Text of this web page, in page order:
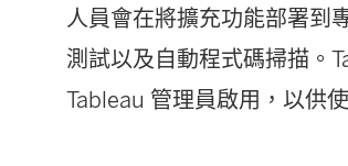
人員會在將擴充功能部署到
測試以及自動程式碼掃描。
Tableau 管理員啟用，以供